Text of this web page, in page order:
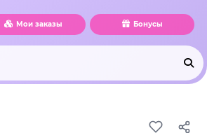
Мои заказы Бонусы